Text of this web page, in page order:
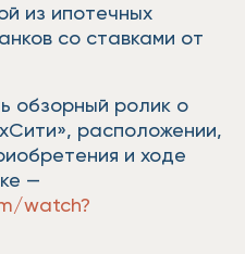
из ипотечных
со ставками от
обзорный ролик о
расположении,
и ходе
—
watch?